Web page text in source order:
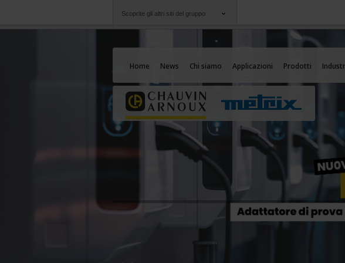
Scoprite gli altri siti del gruppo
Chauvin Arnoux
Un'offerta al vostro servizio
Le
Home News Chi siamo Applicazioni Prodotti